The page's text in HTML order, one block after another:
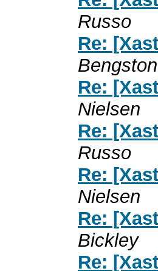
Russo
Re:
Bengston
Re:
Nielsen
Re:
Russo
Re:
Nielsen
Re:
Bickley
Re: